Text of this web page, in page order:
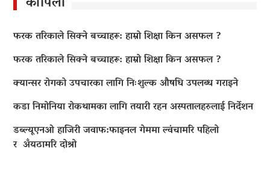
फरक तरिकाले सिक्ने बच्चाहरू: हाम्रो शिक्षा किन असफल ?
फरक तरिकाले सिक्ने बच्चाहरू: हाम्रो शिक्षा किन असफल ?
क्यान्सर रोगको उपचारका लागि निःशुल्क औषधि उपलब्ध गराइने
कडा निमोनिया रोकथामका लागि तयारी रहन अस्पतालहरुलाई निर्देशन
डब्ल्यूएनओ हाजिरी जवाफ:फाइनल गेममा ल्वंचामरि पहिलो
र अँयठामरि दोश्रो